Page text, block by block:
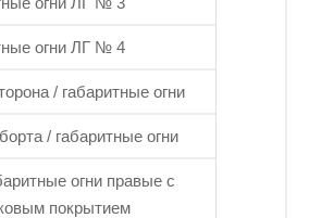
огни ЛГ № 4
/ габаритные огни
/ габаритные огни
огни правые с
покрытием